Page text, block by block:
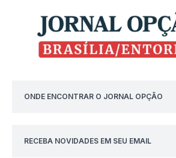
ONDE ENCONTRAR O JORNAL OPÇÃO
RECEBA NOVIDADES EM SEU EMAIL